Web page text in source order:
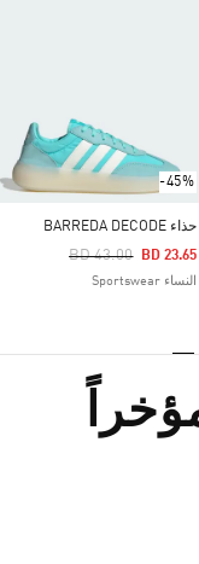
-45%
حذاء BARREDA DECODE
Price Reduced From
BD 43.00
To BD 23.65
النساء Sportswear